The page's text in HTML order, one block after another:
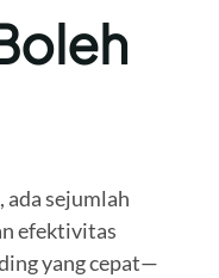
sejumlah
efektivitas
yang cepat—